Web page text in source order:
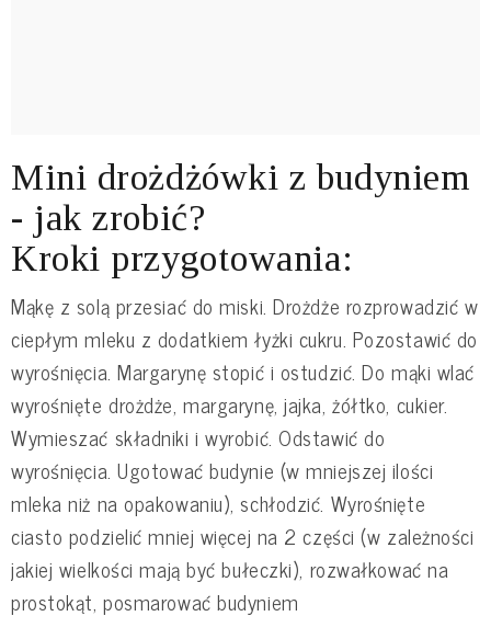
Mini drożdżówki z budyniem
- jak zrobić?
Kroki przygotowania:
Mąkę z solą przesiać do miski. Drożdże rozprowadzić w
ciepłym mleku z dodatkiem łyżki cukru. Pozostawić do
wyrośnięcia. Margarynę stopić i ostudzić. Do mąki wlać
wyrośnięte drożdże, margarynę, jajka, żółtko, cukier.
Wymieszać składniki i wyrobić. Odstawić do
wyrośnięcia. Ugotować budynie (w mniejszej ilości
mleka niż na opakowaniu), schłodzić. Wyrośnięte
ciasto podzielić mniej więcej na 2 części (w zależności
jakiej wielkości mają być bułeczki), rozwałkować na
prostokąt, posmarować budyniem